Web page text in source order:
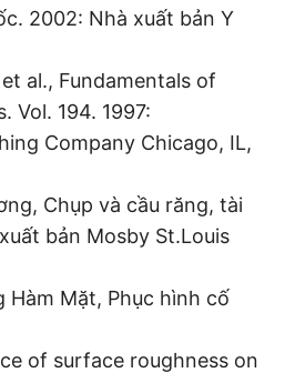
2002: Nhà xuất bản Y
al., Fundamentals of
Vol. 194. 1997:
Company Chicago, IL,
Chụp và cầu răng, tài
bản Mosby St.Louis
Hàm Mặt, Phục hình cố
of surface roughness on